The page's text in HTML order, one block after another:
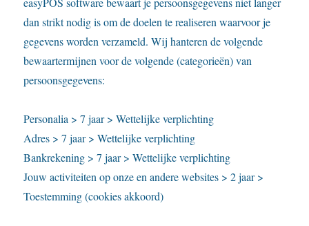
dan strikt nodig is om de doelen te realiseren waarvoor je
gegevens worden verzameld. Wij hanteren de volgende
bewaartermijnen voor de volgende (categorieën) van
persoonsgegevens:
Personalia > 7 jaar > Wettelijke verplichting
Adres > 7 jaar > Wettelijke verplichting
Bankrekening > 7 jaar > Wettelijke verplichting
Jouw activiteiten op onze en andere websites > 2 jaar >
Toestemming (cookies akkoord)